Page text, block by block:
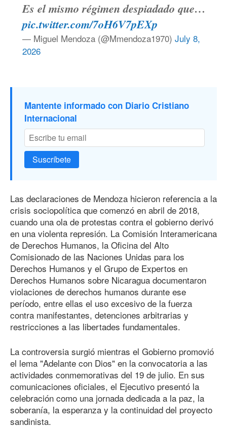
Es el mismo régimen despiadado que…
pic.twitter.com/7oH6V7pEXp
— Miguel Mendoza (@Mmendoza1970) July 8,
2026
Mantente informado con Diario Cristiano
Internacional
Suscríbete
Las declaraciones de Mendoza hicieron referencia a la
crisis sociopolítica que comenzó en abril de 2018,
cuando una ola de protestas contra el gobierno derivó
en una violenta represión. La Comisión Interamericana
de Derechos Humanos, la Oficina del Alto
Comisionado de las Naciones Unidas para los
Derechos Humanos y el Grupo de Expertos en
Derechos Humanos sobre Nicaragua documentaron
violaciones de derechos humanos durante ese
período, entre ellas el uso excesivo de la fuerza
contra manifestantes, detenciones arbitrarias y
restricciones a las libertades fundamentales.
La controversia surgió mientras el Gobierno promovió
el lema "Adelante con Dios" en la convocatoria a las
actividades conmemorativas del 19 de julio. En sus
comunicaciones oficiales, el Ejecutivo presentó la
celebración como una jornada dedicada a la paz, la
soberanía, la esperanza y la continuidad del proyecto
sandinista.